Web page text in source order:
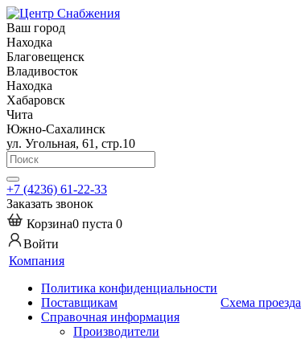
Ваш город
Находка
Благовещенск
Владивосток
Находка
Хабаровск
Чита
Южно-Сахалинск
ул. Угольная, 61, стр.10
+7 (4236) 61-22-33
Заказать звонок
Корзина0 пуста 0
Войти
Компания
Политика конфиденциальности
Поставщикам
Справочная информация
Производители
Схема проезда